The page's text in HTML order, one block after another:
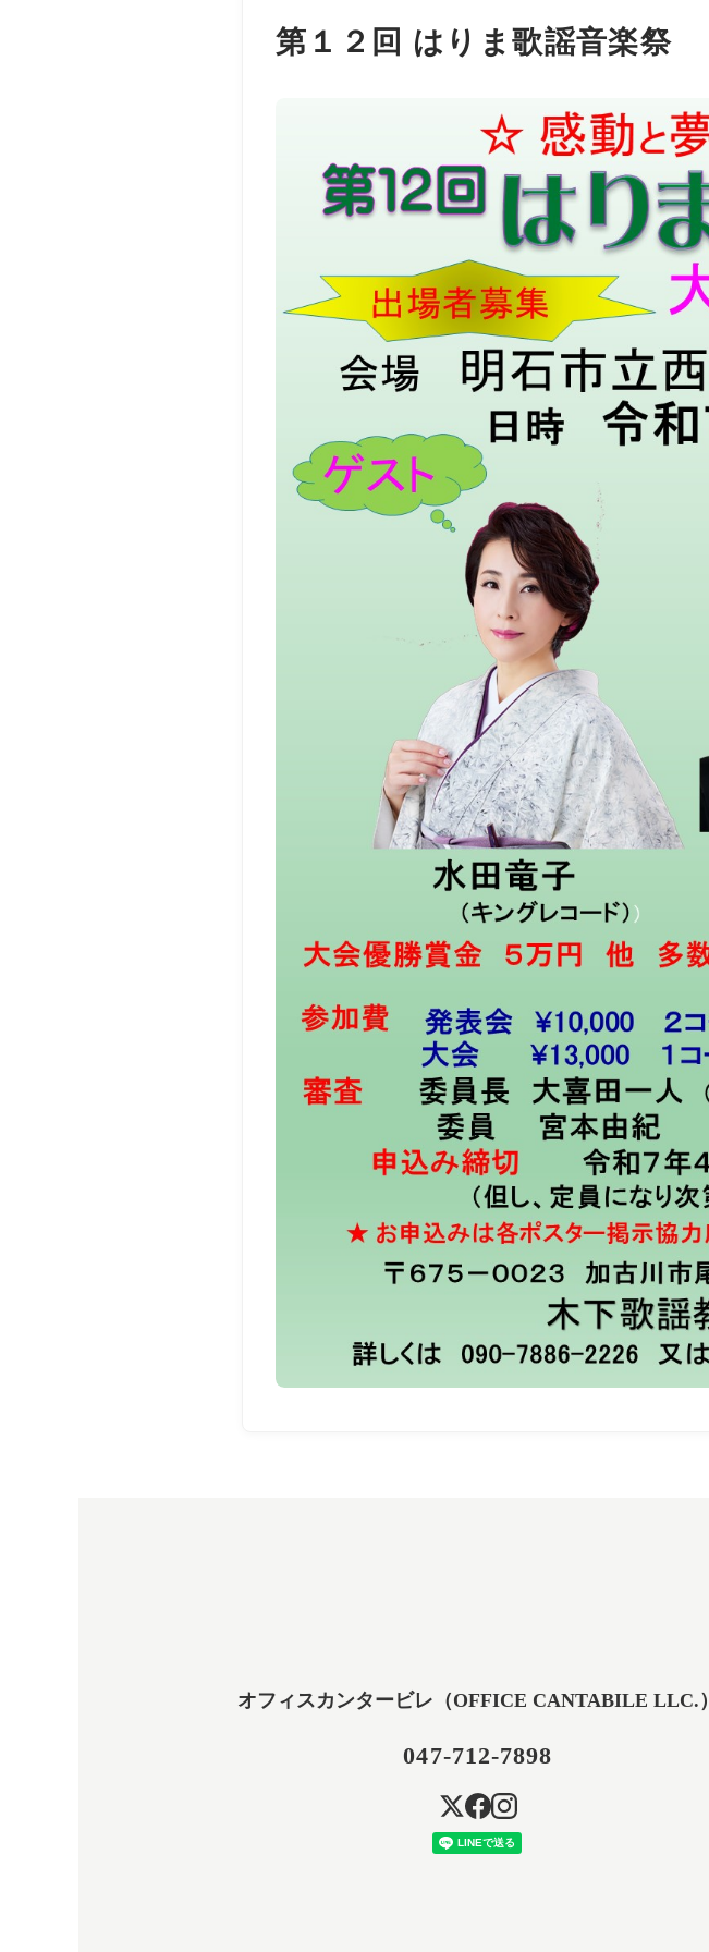
第１２回 はりま歌謡音楽祭
オフィスカンタービレ（OFFICE CANTABILE LLC.）
047-712-7898